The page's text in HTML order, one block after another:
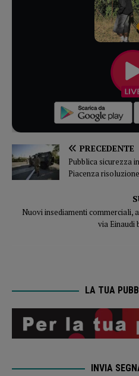
PRECEDENTE
Pubblica sicurezza
Piacenza
Nuovi insediamenti commerciali,
via Einaudi
LA TUA
INVIA